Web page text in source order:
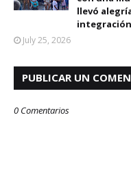
llevó
July 25, 2026
PUBLICAR UN
0 Comentarios